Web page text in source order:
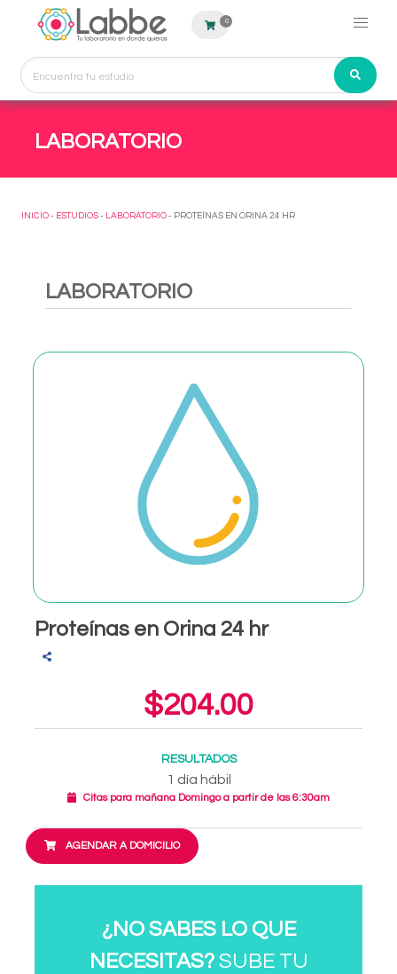
0
LABORATORIO
INICIO - ESTUDIOS - LABORATORIO - PROTEÍNAS EN ORINA 24 HR
LABORATORIO
Proteínas en Orina 24 hr
$204.00
RESULTADOS
1 día hábil
Citas para mañana Domingo a partir de las 6:30am
AGENDAR A DOMICILIO
¿NO SABES LO QUE
NECESITAS?SUBE TU